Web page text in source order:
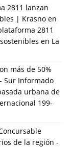
2811 lanzan
| Krasno en
2811
en La
más de 50%
Sur Informado
urbana de
199-
de la región -